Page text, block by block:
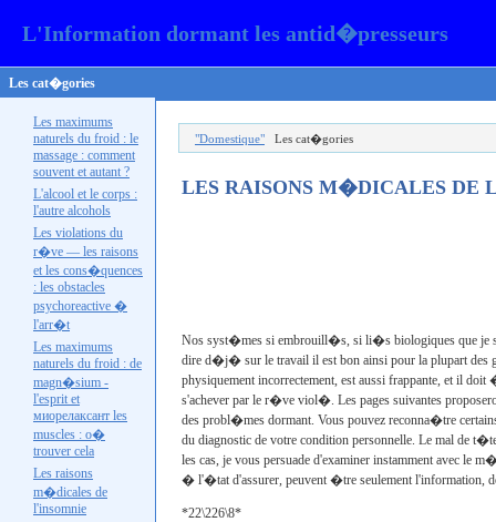
L'Information dormant les antid�presseurs
Les cat�gories
Les maximums
naturels du froid : le
massage : comment
souvent et autant ?
L'alcool et le corps :
l'autre alcohols
Les violations du
r�ve — les raisons
et les cons�quences
: les obstacles
psychoreactive �
l'arr�t
Les maximums
naturels du froid : de
magn�sium -
l'esprit et
миорелаксант les
muscles : o�
trouver cela
Les raisons
m�dicales de
l'insomnie
"Domestique" Les cat�gories
LES RAISONS M�DICALES DE
Nos syst�mes si embrouill�s, si li�s biologiques que je
dire d�j� sur le travail il est bon ainsi pour la plupart des
physiquement incorrectement, est aussi frappante, et il
s'achever par le r�ve viol�. Les pages suivantes
des probl�mes dormant. Vous pouvez reconna�tre
du diagnostic de votre condition personnelle. Le mal de
les cas, je vous persuade d'examiner instamment avec le
� l'�tat d'assurer, peuvent �tre seulement l'information,
*22\226\8*